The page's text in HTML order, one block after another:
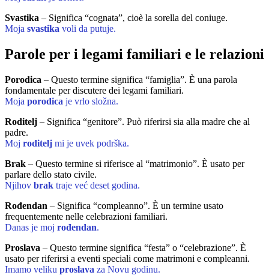
Svastika – Significa “cognata”, cioè la sorella del coniuge.
Moja svastika voli da putuje.
Parole per i legami familiari e le relazioni
Porodica – Questo termine significa “famiglia”. È una parola
fondamentale per discutere dei legami familiari.
Moja porodica je vrlo složna.
Roditelj – Significa “genitore”. Può riferirsi sia alla madre che al
padre.
Moj roditelj mi je uvek podrška.
Brak – Questo termine si riferisce al “matrimonio”. È usato per
parlare dello stato civile.
Njihov brak traje već deset godina.
Rođendan – Significa “compleanno”. È un termine usato
frequentemente nelle celebrazioni familiari.
Danas je moj rođendan.
Proslava – Questo termine significa “festa” o “celebrazione”. È
usato per riferirsi a eventi speciali come matrimoni e compleanni.
Imamo veliku proslava za Novu godinu.